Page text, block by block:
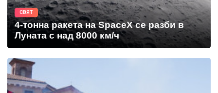
СВЯТ
4-тонна ракета на SpaceX се разби в
Луната с над 8000 км/ч